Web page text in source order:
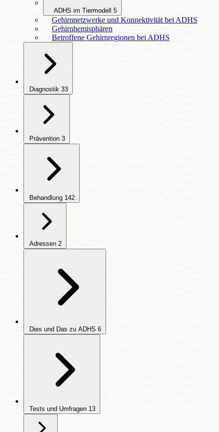
ADHS im Tiermodell 5
Gehirnnetzwerke und Konnektivität bei ADHS
Gehirnhemisphären
Betroffene Gehirnregionen bei ADHS
Diagnostik 33
Prävention 3
Behandlung 142
Adressen 2
Dies und Das zu ADHS 6
Tests und Umfragen 13